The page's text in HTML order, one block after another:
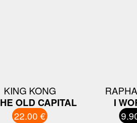
KING KONG
OLD CAPITAL
22.00 €
I